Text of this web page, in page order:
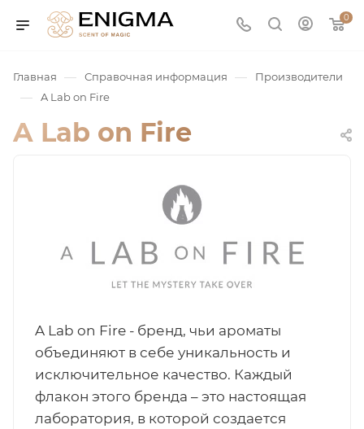
0
/ Нишевая
Главная — Справочная информация — Производители
— A Lab on Fire
A Lab on Fire
A Lab on Fire - бренд, чьи ароматы
объединяют в себе уникальность и
исключительное качество. Каждый
флакон этого бренда – это настоящая
лаборатория, в которой создается